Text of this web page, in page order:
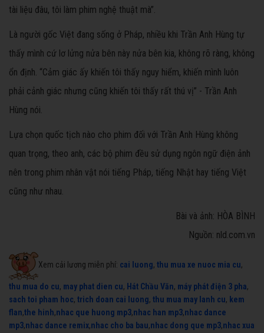
tài liệu đâu, tôi làm phim nghệ thuật mà”.
Là người gốc Việt đang sống ở Pháp, nhiều khi Trần Anh Hùng tự
thấy mình cứ lơ lửng nửa bên này nửa bên kia, không rõ ràng, không
ổn định. “Cảm giác ấy khiến tôi thấy nguy hiểm, khiến mình luôn
phải cảnh giác nhưng cũng khiến tôi thấy rất thú vị” - Trần Anh
Hùng nói.
Lựa chọn quốc tịch nào cho phim đối với Trần Anh Hùng không
quan trọng, theo anh, các bộ phim đều sử dụng ngôn ngữ điện ảnh
nên trong phim nhân vật nói tiếng Pháp, tiếng Nhật hay tiếng Việt
cũng như nhau.
Bài và ảnh: HÒA BÌNH
Nguồn: nld.com.vn
Xem cải lương miễn phí: cai luong, thu mua xe nuoc mia cu,
thu mua do cu, may phat dien cu, Hát Chầu Văn, máy phát điện 3 pha,
sach toi pham hoc, trich doan cai luong, thu mua may lanh cu, kem
flan,the hinh,nhac que huong mp3,nhac han mp3,nhac dance
mp3,nhac dance remix,nhac cho ba bau,nhac dong que mp3,nhac xua